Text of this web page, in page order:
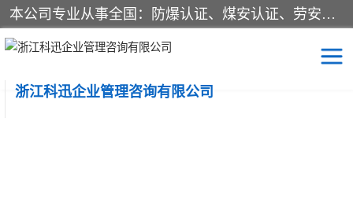
本公司专业从事全国：防爆认证、煤安认证、劳安认证、体系认证、产品认证、ATEX认证、IECEX认证、消防产品认证、生产认可证、验厂指导、认证技术支持、企业管理策划等一站式咨询服务。 用我们的智慧、经验、真诚与勤恳，分享成长的喜悦！ 全国24小时咨询热线：* 认证咨询：张老师（全国*）
浙江科迅企业管理咨询有限公司